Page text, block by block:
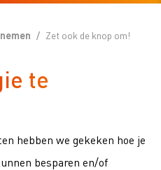
Zet ook de knop om!
te
hebben we gekeken hoe je
besparen en/of